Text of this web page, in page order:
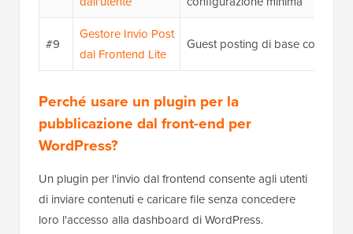
#9
Gestore Invio Post
dal Frontend Lite
Guest posting di base con
Perché usare un plugin per la
pubblicazione dal front-end per
WordPress?
Un plugin per l'invio dal frontend consente agli utenti
di inviare contenuti e caricare file senza concedere
loro l'accesso alla dashboard di WordPress.